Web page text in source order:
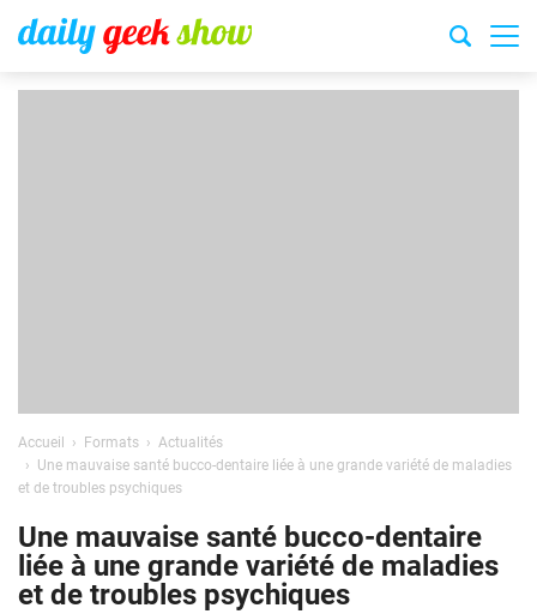
Accueil Formats
Actualités
Une mauvaise santé bucco-dentaire liée à une grande variété de maladies
et de troubles psychiques
Une mauvaise santé bucco-dentaire
liée à une grande variété de maladies
et de troubles psychiques